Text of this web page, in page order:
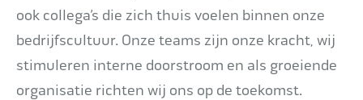
ook collega’s die zich thuis voelen binnen onze
bedrijfscultuur. Onze teams zijn onze kracht, wij
stimuleren interne doorstroom en als groeiende
organisatie richten wij ons op de toekomst.